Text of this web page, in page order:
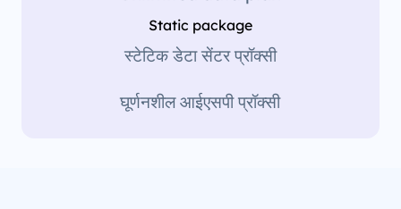
Static package
स्टेटिक डेटा सेंटर प्रॉक्सी
घूर्णनशील आईएसपी प्रॉक्सी